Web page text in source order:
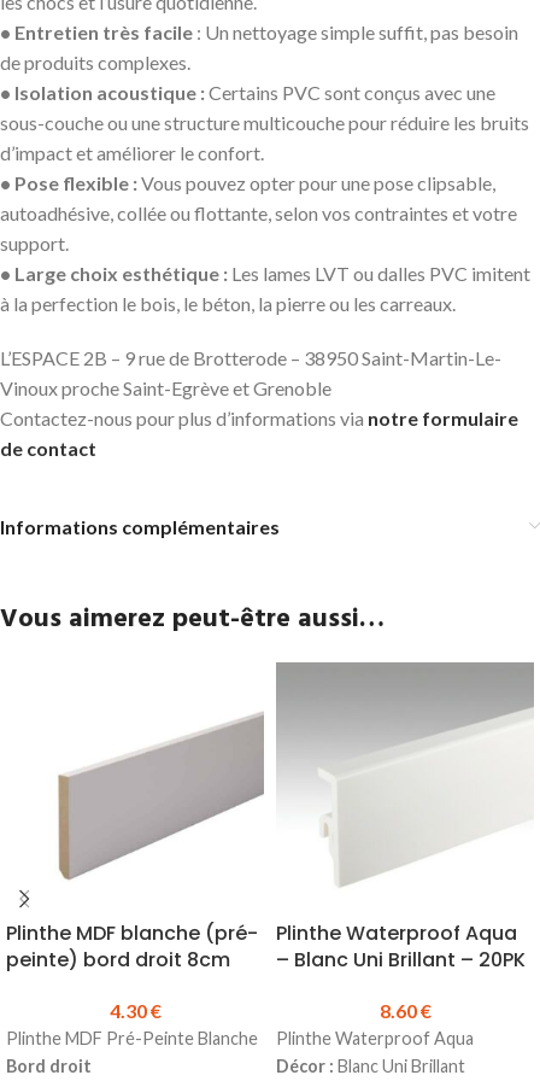
• Entretien très facile : Un nettoyage simple suffit, pas besoin
de produits complexes.
• Isolation acoustique :Certains PVC sont conçus avec une
sous-couche ou une structure multicouche pour réduire les bruits
d’impact et améliorer le confort.
• Pose flexible :Vous pouvez opter pour une pose clipsable,
autoadhésive, collée ou flottante, selon vos contraintes et votre
support.
• Large choix esthétique : Les lames LVT ou dalles PVC imitent
à la perfection le bois, le béton, la pierre ou les carreaux.
L’ESPACE 2B – 9 rue de Brotterode – 38950 Saint-Martin-Le-
Vinoux proche Saint-Egrève et Grenoble
Contactez-nous pour plus d’informations via notre formulaire
de contact
Informations complémentaires
Vous aimerez peut-être aussi…
Plinthe MDF blanche (pré-
peinte) bord droit 8cm
4.30€
Plinthe MDF Pré-Peinte Blanche
Bord droit
Plinthe Waterproof Aqua
– Blanc Uni Brillant – 20PK
8.60€
Plinthe Waterproof Aqua
Décor : Blanc Uni Brillant